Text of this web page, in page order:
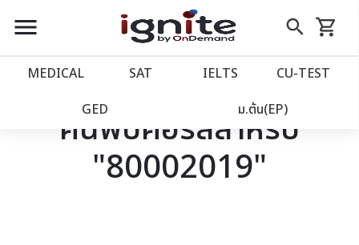
close
account_balance หน้าแรก
เว็บไซต์อิกไนท์
โปรโมชั่น
menu search
Skip
to
shopping_cart
รถเข็น
MEDICAL SAT IELTS CU‑TEST
GED ม.ต้น(EP)
ค้นพบคอร์สสำหรับ
"80002019"